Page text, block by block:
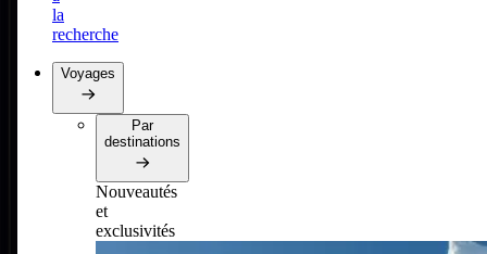
la
recherche
Voyages
Par
destinations
Nouveautés
et
exclusivités